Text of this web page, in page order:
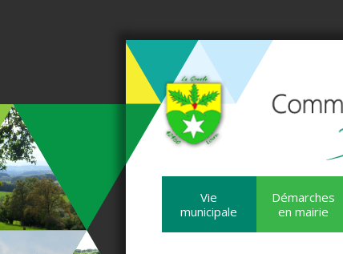
Vie
municipale
Démarches
en mairie